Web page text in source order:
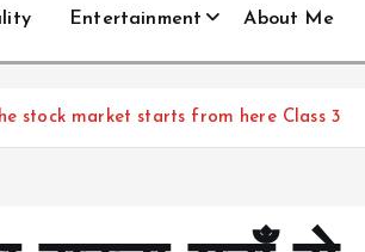
Entertainment About Me
the stock market starts from here Class 3